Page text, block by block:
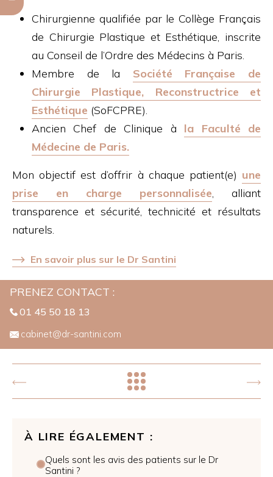
Chirurgienne qualifiée par le Collège Français
de Chirurgie Plastique et Esthétique, inscrite
au Conseil de l’Ordre des Médecins à Paris.
Membre de la Société Française de
Chirurgie Plastique, Reconstructrice et
Esthétique (SoFCPRE).
Ancien Chef de Clinique à la Faculté de
Médecine de Paris.
Mon objectif est d’offrir à chaque patient(e) une
prise en charge personnalisée, alliant
transparence et sécurité, technicité et résultats
naturels.
En savoir plus sur le Dr Santini
PRENEZ CONTACT :
01 45 50 18 13
cabinet@dr-santini.com
À LIRE ÉGALEMENT :
Quels sont les avis des patients sur le Dr
Santini ?